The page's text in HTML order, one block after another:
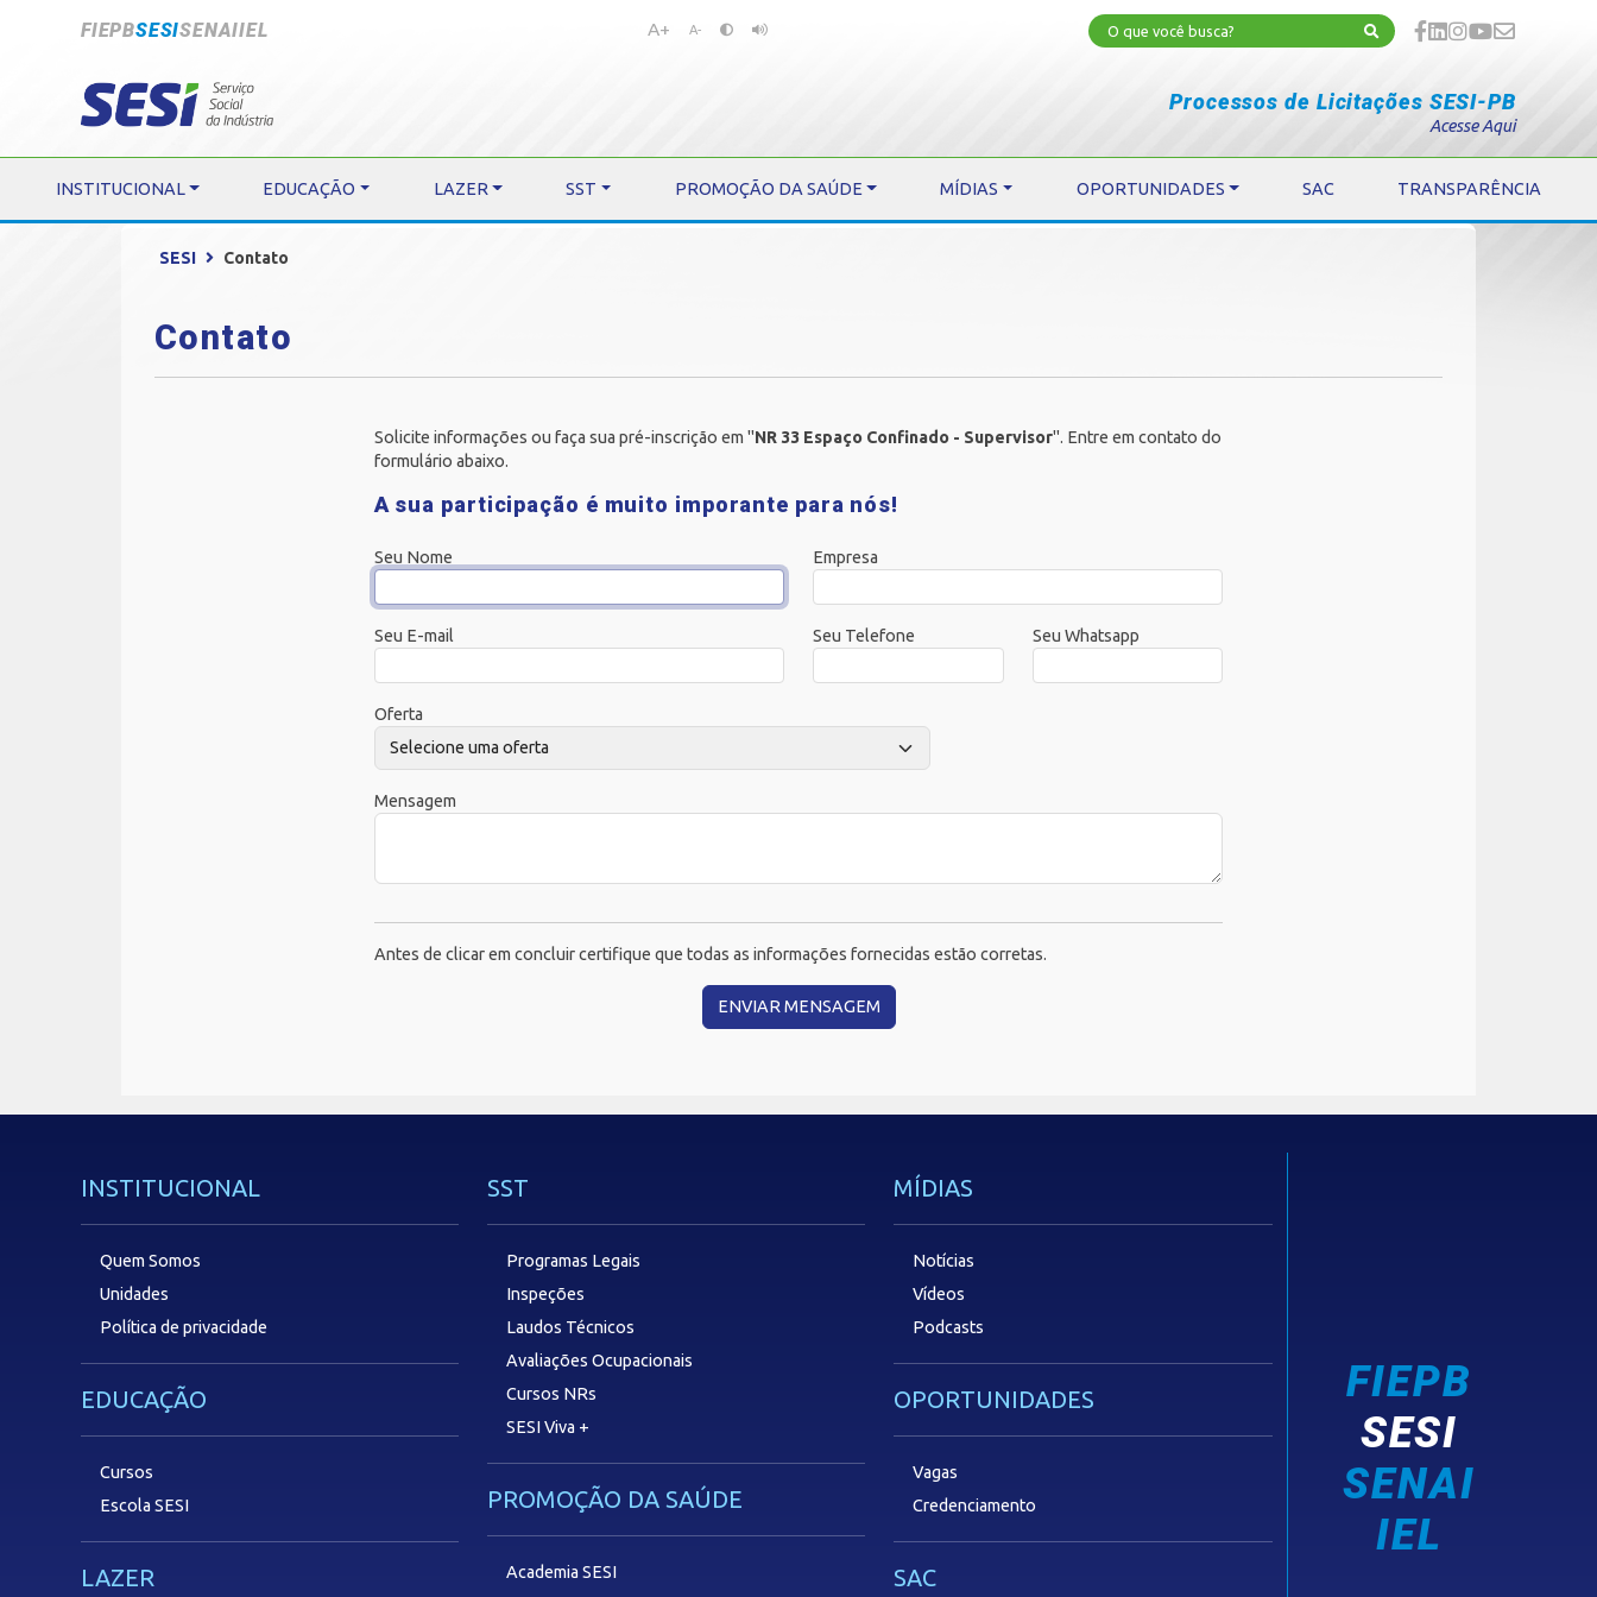
FIEPBSESISENAIIEL
Pular
Pular
A+ A-
Processos de Licitações SESI-PB
Acesse Aqui
INSTITUCIONAL EDUCAÇÃO LAZER SST PROMOÇÃO DA SAÚDE MÍDIAS OPORTUNIDADES SAC TRANSPARÊNCIA
SESI Contato
Contato
Solicite informações ou faça sua pré-inscrição em "NR 33 Espaço Confinado - Supervisor". Entre em contato do
formulário abaixo.
A sua participação é muito imporante para nós!
Seu Nome Empresa
Seu E-mail Seu Telefone Seu Whatsapp
Oferta
Mensagem
Antes de clicar em concluir certifique que todas as informações fornecidas estão corretas.
INSTITUCIONAL
Quem Somos
Unidades
Política de privacidade
EDUCAÇÃO
Cursos
Escola SESI
LAZER
SST
Programas Legais
Inspeções
Laudos Técnicos
Avaliações Ocupacionais
Cursos NRs
SESI Viva +
PROMOÇÃO DA SAÚDE
Academia SESI
MÍDIAS
Notícias
Vídeos
Podcasts
OPORTUNIDADES
Vagas
Credenciamento
SAC
FIEPB
SESI
SENAI
IEL